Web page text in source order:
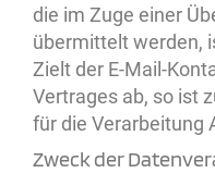
die im Zuge einer
übermittelt werden,
Zielt der E-Mail-
Vertrages ab, so ist
für die Verarbeitung
Zweck der